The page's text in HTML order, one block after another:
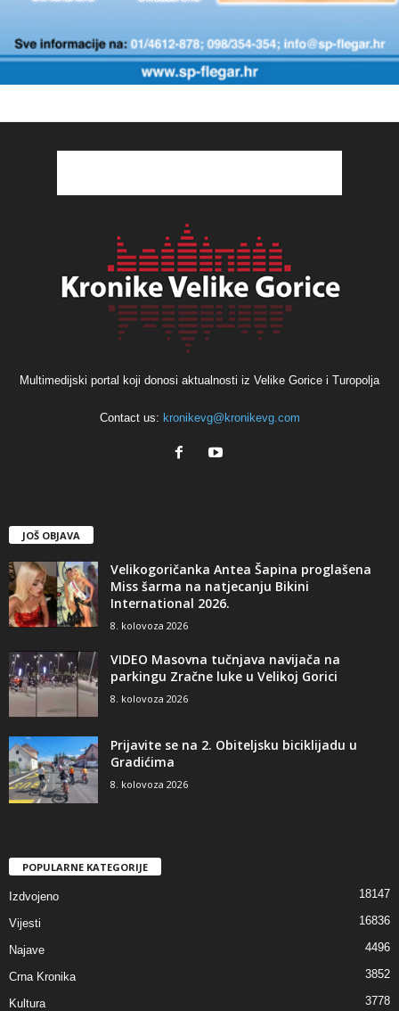
Multimedijski portal koji donosi aktualnosti iz Velike Gorice i Turopolja
Contact us: kronikevg@kronikevg.com
JOŠ OBJAVA
Velikogoričanka Antea Šapina proglašena
Miss šarma na natjecanju Bikini
International 2026.
8. kolovoza 2026
VIDEO Masovna tučnjava navijača na
parkingu Zračne luke u Velikoj Gorici
8. kolovoza 2026
Prijavite se na 2. Obiteljsku biciklijadu u
Gradićima
8. kolovoza 2026
POPULARNE KATEGORIJE
Izdvojeno 18147
Vijesti 16836
Najave 4496
Crna Kronika 3852
Kultura 3778